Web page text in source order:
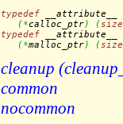
typedef __attribute__
(*calloc_ptr) (
typedef __attribute__
(*malloc_ptr) (
cleanup
common
nocommon